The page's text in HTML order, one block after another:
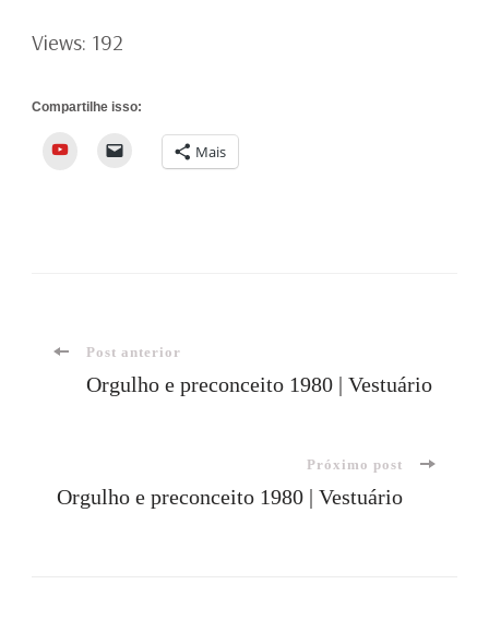
Views: 192
Compartilhe isso:
YouTube Mais
Navegação
post
Post anterior
Orgulho e preconceito 1980 | Vestuário
Próximo post
Orgulho e preconceito 1980 | Vestuário